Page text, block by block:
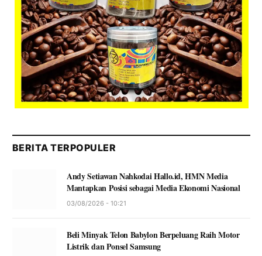
BERITA TERPOPULER
Andy Setiawan Nahkodai Hallo.id, HMN Media
Mantapkan Posisi sebagai Media Ekonomi Nasional
03/08/2026 - 10:21
Beli Minyak Telon Babylon Berpeluang Raih Motor
Listrik dan Ponsel Samsung